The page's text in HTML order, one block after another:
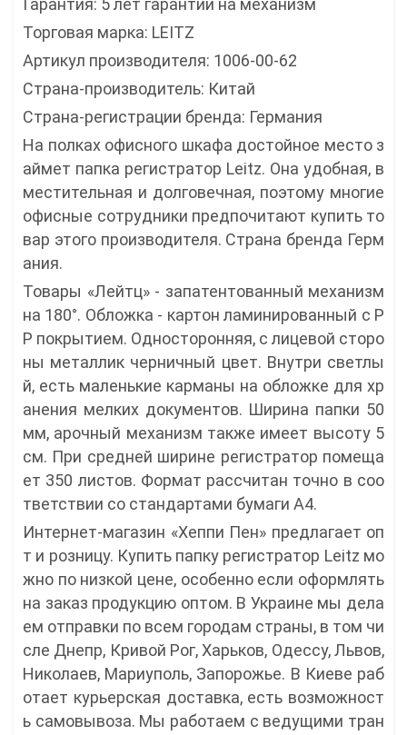
Гарантия: 5 лет гарантии на механизм
Торговая марка: LEITZ
Артикул производителя: 1006-00-62
Страна-производитель: Китай
Страна-регистрации бренда: Германия
На полках офисного шкафа достойное место з
аймет папка регистратор Leitz. Она удобная, в
местительная и долговечная, поэтому многие
офисные сотрудники предпочитают купить то
вар этого производителя. Страна бренда Герм
ания.
Товары «Лейтц» - запатентованный механизм
на 180°. Обложка - картон ламинированный с P
P покрытием. Односторонняя, с лицевой сторо
ны металлик черничный цвет. Внутри светлы
й, есть маленькие карманы на обложке для хр
анения мелких документов. Ширина папки 50
мм, арочный механизм также имеет высоту 5
cм. При средней ширине регистратор помеща
ет 350 листов. Формат рассчитан точно в соо
тветствии со стандартами бумаги А4.
Интернет-магазин «Хеппи Пен» предлагает оп
т и розницу. Купить папку регистратор Leitz мо
жно по низкой цене, особенно если оформлять
на заказ продукцию оптом. В Украине мы дела
ем отправки по всем городам страны, в том чи
сле Днепр, Кривой Рог, Харьков, Одессу, Львов,
Николаев, Мариуполь, Запорожье. В Киеве раб
отает курьерская доставка, есть возможност
ь самовывоза. Мы работаем с ведущими тран